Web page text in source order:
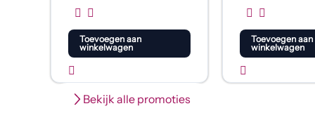
Toevoegen aan
winkelwagen
Toevoegen aan
winkelwagen
Bekijk alle promoties